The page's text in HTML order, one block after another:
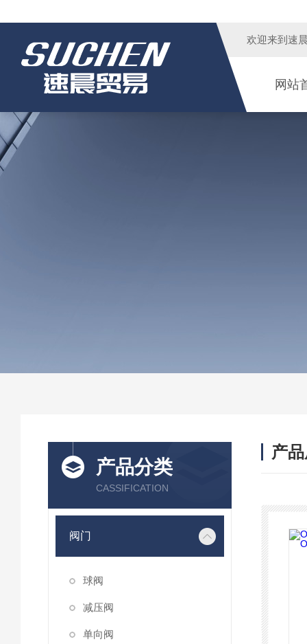
欢迎来到 速
网站
产品分类
CASSIFICATION
阀门
球阀
减压阀
单向阀
产